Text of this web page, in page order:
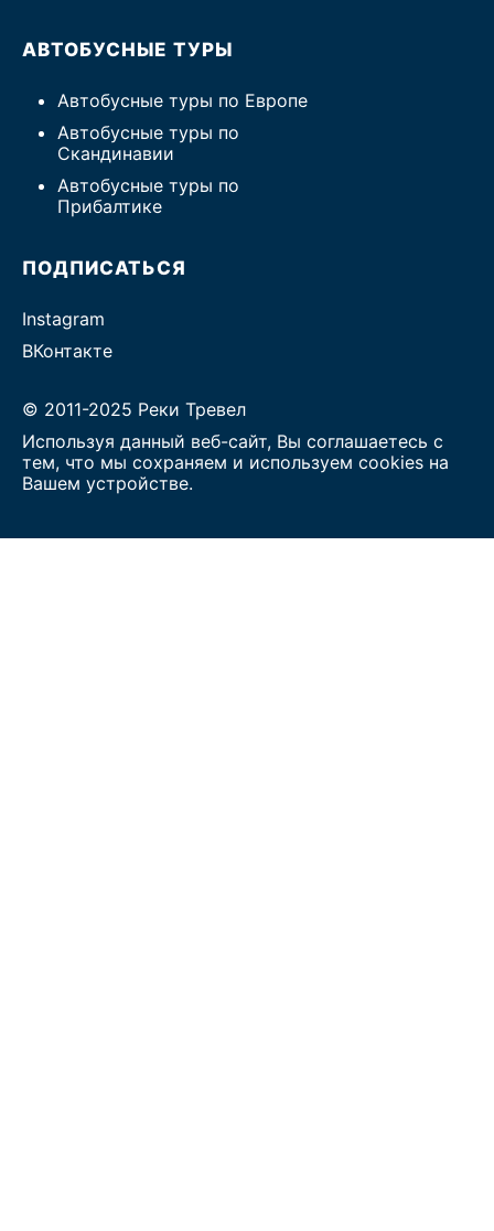
АВТОБУСНЫЕ ТУРЫ
Автобусные туры по Европе
Автобусные туры по
Скандинавии
Автобусные туры по
Прибалтике
ПОДПИСАТЬСЯ
Instagram
ВКонтакте
© 2011-2025 Реки Тревел
Используя данный веб-сайт, Вы соглашаетесь с
тем, что мы сохраняем и используем cookies на
Вашем устройстве.